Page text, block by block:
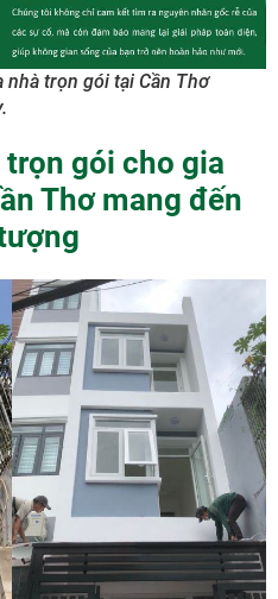
trọn gói tại Cần Thơ
gói cho gia
Thơ mang đến